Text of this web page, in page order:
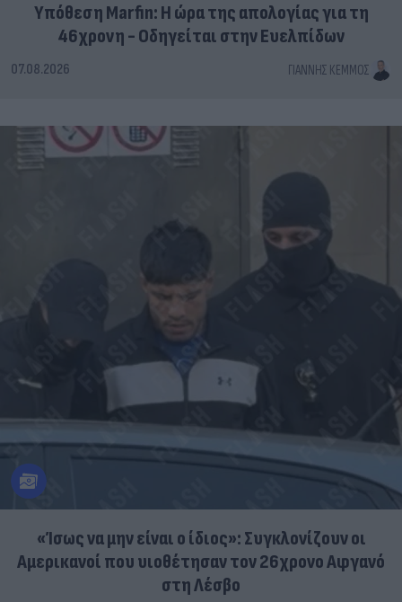
Υπόθεση Marfin: Η ώρα της απολογίας για τη
46χρονη - Οδηγείται στην Ευελπίδων
07.08.2026 ΓΙΆΝΝΗΣ ΚΈΜΜΟΣ
«Ίσως να μην είναι ο ίδιος»: Συγκλονίζουν οι
Αμερικανοί που υιοθέτησαν τον 26χρονο Αφγανό
στη Λέσβο